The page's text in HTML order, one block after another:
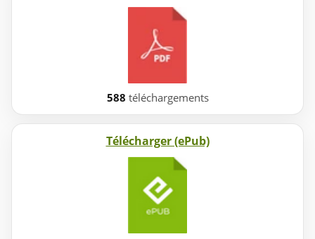
588 téléchargements
Télécharger (ePub)